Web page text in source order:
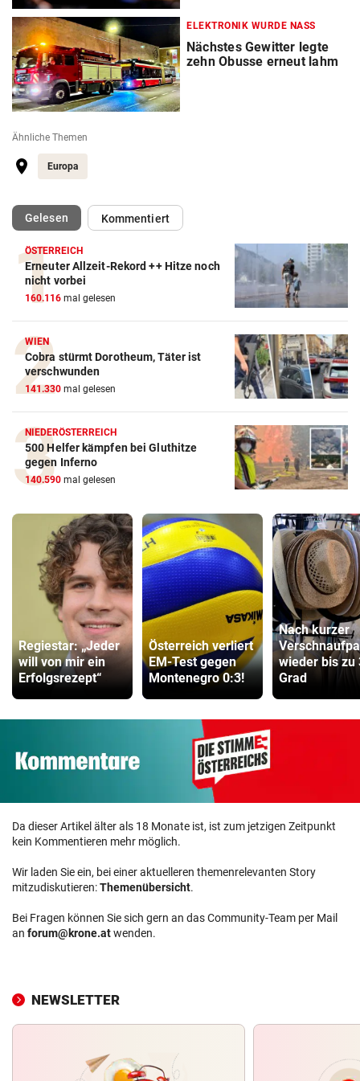
ELEKTRONIK WURDE NASS
Nächstes Gewitter legte
zehn Obusse erneut lahm
Ähnliche Themen
Europa
Gelesen(ausgewählt)Kommentiert
ÖSTERREICH
Erneuter Allzeit-Rekord ++ Hitze noch
nicht vorbei
160.116 mal gelesen
WIEN
Cobra stürmt Dorotheum, Täter ist
verschwunden
141.330 mal gelesen
NIEDERÖSTERREICH
500 Helfer kämpfen bei Gluthitze
gegen Inferno
140.590 mal gelesen
Regiestar: „Jeder
will von mir ein
Erfolgsrezept“
Österreich verliert
EM-Test gegen
Montenegro 0:3!
Nach kurzer
wieder bis zu
Grad
Da dieser Artikel älter als 18 Monate ist, ist zum jetzigen Zeitpunkt
kein Kommentieren mehr möglich.
Wir laden Sie ein, bei einer aktuelleren themenrelevanten Story
mitzudiskutieren:Themenübersicht.
Bei Fragen können Sie sich gern an das Community-Team per Mail
an forum@krone.atwenden.
NEWSLETTER